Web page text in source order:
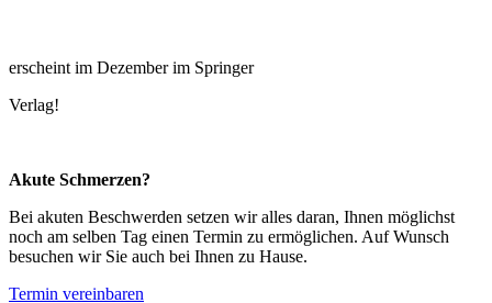
erscheint im Dezember im Springer
Verlag!
Akute Schmerzen?
Bei akuten Beschwerden setzen wir alles daran, Ihnen möglichst
noch am selben Tag einen Termin zu ermöglichen. Auf Wunsch
besuchen wir Sie auch bei Ihnen zu Hause.
Termin vereinbaren